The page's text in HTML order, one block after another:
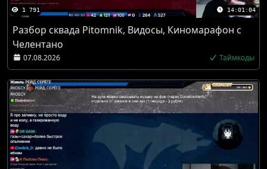
1 791 14:01:04
Разбор сквада Pitomnik, Видосы, Киномарафон с
Челентано
07.08.2026 Таймкоды